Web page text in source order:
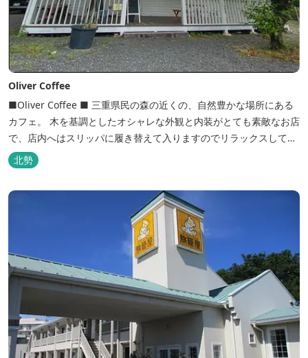
Oliver Coffee
■Oliver Coffee ■ 三重県民の森の近くの、自然豊かな場所にある
カフェ。 木を基調としたオシャレな外観と内装がとても素敵なお店
で、店内へはスリッパに履き替えて入りますのでリラックスして食
事を楽しめます。 席は店内にテーブル席や円卓、外のテラス席など
があり、お子様連れでも入りやすく居心地がいいカフェです。 森の
静かな雰囲気の中で、ゆっくり過ごすことができます。
北勢